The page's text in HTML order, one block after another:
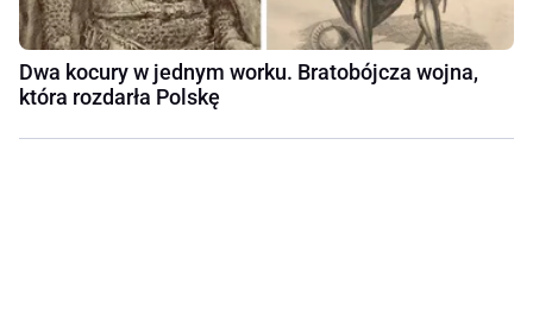
Dwa kocury w jednym worku. Bratobójcza wojna,
która rozdarła Polskę